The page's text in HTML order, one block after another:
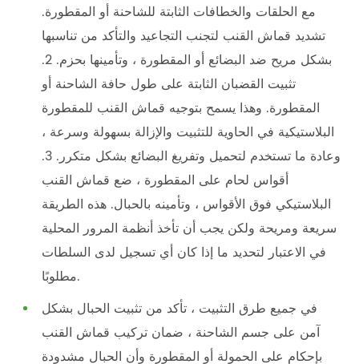
مع الحلقات والخطافات الثابتة للشاحنة أو المقطورة.
تشديد قماش القنب لتجنب التجاعيد والتأكد من تناسبها
بشكل مريح ضد البضائع أو المقطورة ، وتأمينها بحزم. 2.
تثبيت القضبان الثابتة على طول حافة الشاحنة أو
المقطورة. وهذا يسمح بتوجيه قماش القنب للمقطورة
البلاستيكية في الحاوية للتثبيت والإزالة بسهولة وسرعة ،
وعادة ما تستخدم لتحميل وتفريغ البضائع بشكل متكرر. 3.
أقواس لحام على المقطورة ، ضع قماش القنب
البلاستيكي فوق الأقواس ، وتأمينه بالحبال. هذه الطريقة
سريعة ومريحة ولكن يجب أن تأخذ أنظمة المرور المحلية
في الاعتبار لتحديد ما إذا كان أي تسجيل لدى السلطات
مطلوبًا.
في جميع طرق التثبيت ، تأكد من تثبيت الحبال بشكل
آمن على جسم الشاحنة ، ضمان تركيب قماش القنب
بإحكام على الحمولة أو المقطورة وأن الحبال مشدودة